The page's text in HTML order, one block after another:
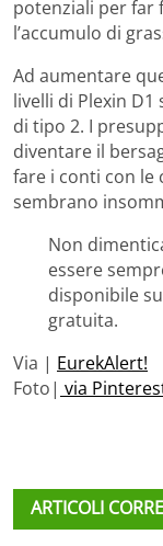
potenziali per far
l’accumulo di
Ad aumentare
livelli di Plexin
di tipo 2. I
diventare il
fare i conti con le
sembrano
Non
essere
disponibile su
gratuita.
Via | EurekAlert!
Foto| via
ARTICOLI